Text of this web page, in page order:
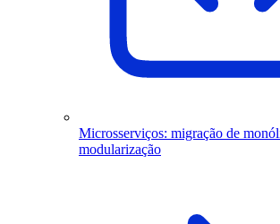
Microsserviços: migração de
modularização